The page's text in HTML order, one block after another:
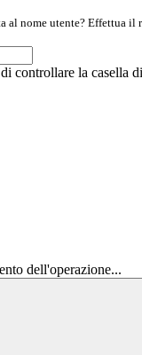
al nome utente? Effettua il
controllare la casella
dell'operazione...